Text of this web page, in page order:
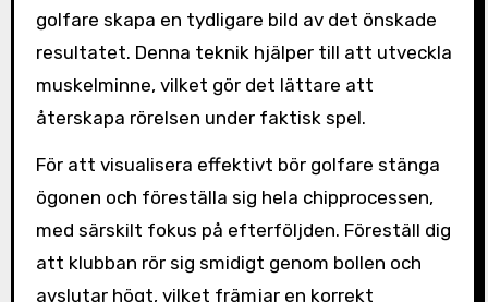
golfare skapa en tydligare bild av det önskade
resultatet. Denna teknik hjälper till att utveckla
muskelminne, vilket gör det lättare att
återskapa rörelsen under faktisk spel.
För att visualisera effektivt bör golfare stänga
ögonen och föreställa sig hela chipprocessen,
med särskilt fokus på efterföljden. Föreställ dig
att klubban rör sig smidigt genom bollen och
avslutar högt, vilket främjar en korrekt